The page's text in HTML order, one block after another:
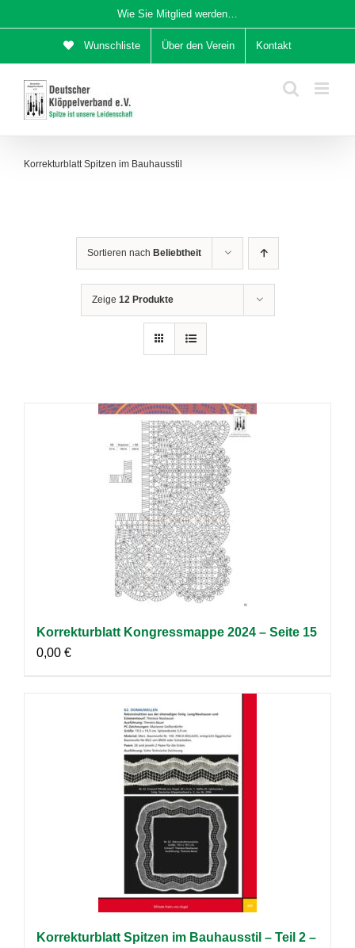
Inhalt
Wie Sie Mitglied werden…
Wunschliste Über den Verein Kontakt
Korrekturblatt Spitzen im Bauhausstil
Sortieren nach Beliebtheit
Zeige 12 Produkte
Korrekturblatt Kongressmappe 2024 – Seite 15
0,00 €
Korrekturblatt Spitzen im Bauhausstil – Teil 2 –